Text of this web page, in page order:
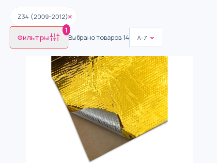
Z34 (2009-2012)
Фильтры
1
Выбрано товаров 14 A-Z